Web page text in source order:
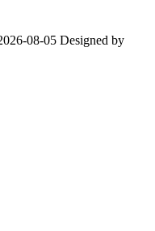
08-05 Designed by